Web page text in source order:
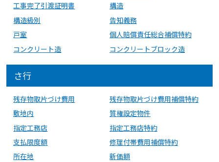
工事完了引渡証明書
構造
構造級別
告知義務
戸室
個人賠償責任総合補償特約
コンクリート造
コンクリートブロック造
さ行
残存物取片づけ費用
残存物取片づけ費用補償特約
敷地内
質権設定物件
指定工務店
指定工務店特約
支払限度額
修理付帯費用補償特約
所在地
新価額